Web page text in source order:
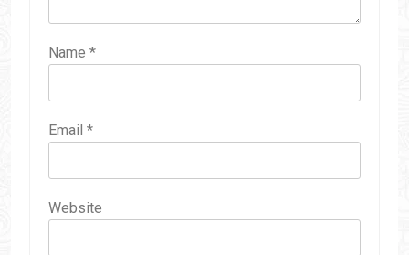
Name *
Email *
Website